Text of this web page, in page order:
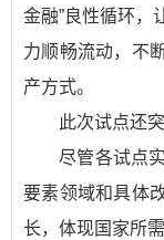
金融”良性循环，
力顺畅流动，不
产方式。
此次试点还
尽管各试点
要素领域和具体
长，体现国家所